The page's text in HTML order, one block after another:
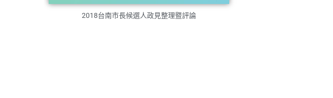
2018台南市長候選人政見整理暨評論